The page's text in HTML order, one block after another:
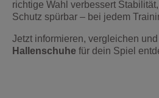
richtige Wahl verbessert
Schutz spürbar – bei jedem
Jetzt informieren, vergleichen
Hallenschuhe für dein Spiel